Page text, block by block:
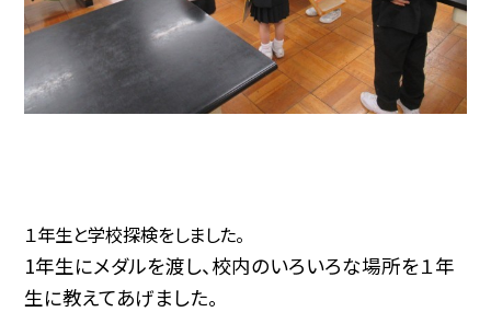
１年生と学校探検をしました。
1年生にメダルを渡し、校内のいろいろな場所を１年
生に教えてあげました。